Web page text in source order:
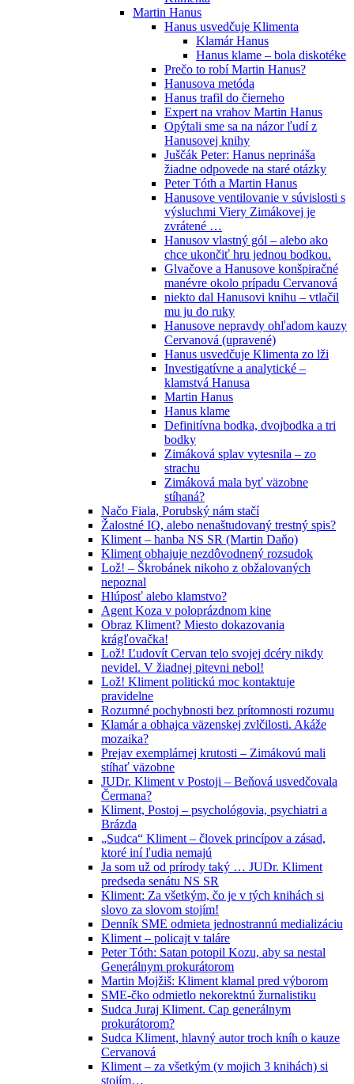
Martin Hanus
Hanus usvedčuje Klimenta
Klamár Hanus
Hanus klame – bola diskotéke
Prečo to robí Martin Hanus?
Hanusova metóda
Hanus trafil do čierneho
Expert na vrahov Martin Hanus
Opýtali sme sa na názor ľudí z
Hanusovej knihy
Juščák Peter: Hanus neprináša
žiadne odpovede na staré otázky
Peter Tóth a Martin Hanus
Hanusove ventilovanie v súvislosti s
výsluchmi Viery Zimákovej je
zvrátené …
Hanusov vlastný gól – alebo ako
chce ukončiť hru jednou bodkou.
Glvačove a Hanusove konšpiračné
manévre okolo prípadu Cervanová
niekto dal Hanusovi knihu – vtlačil
mu ju do ruky
Hanusove nepravdy ohľadom kauzy
Cervanová (upravené)
Hanus usvedčuje Klimenta zo lži
Investigatívne a analytické –
klamstvá Hanusa
Martin Hanus
Hanus klame
Definitívna bodka, dvojbodka a tri
bodky
Zimáková splav vytesnila – zo
strachu
Zimáková mala byť väzobne
stíhaná?
Načo Fiala, Porubský nám stačí
Žalostné IQ, alebo nenaštudovaný trestný spis?
Kliment – hanba NS SR (Martin Daňo)
Kliment obhajuje nezdôvodnený rozsudok
Lož! – Škrobánek nikoho z obžalovaných
nepoznal
Hlúposť alebo klamstvo?
Agent Koza v poloprázdnom kine
Obraz Kliment? Miesto dokazovania
krágľovačka!
Lož! Ľudovít Cervan telo svojej dcéry nikdy
nevidel. V žiadnej pitevni nebol!
Lož! Kliment politickú moc kontaktuje
pravidelne
Rozumné pochybnosti bez prítomnosti rozumu
Klamár a obhajca väzenskej zvlčilosti. Akáže
mozaika?
Prejav exemplárnej krutosti – Zimákovú mali
stíhať väzobne
JUDr. Kliment v Postoji – Beňová usvedčovala
Čermana?
Kliment, Postoj – psychológovia, psychiatri a
Brázda
„Sudca“ Kliment – človek princípov a zásad,
ktoré iní ľudia nemajú
Ja som už od prírody taký … JUDr. Kliment
predseda senátu NS SR
Kliment: Za všetkým, čo je v tých knihách si
slovo za slovom stojím!
Denník SME odmieta jednostrannú medializáciu
Kliment – policajt v taláre
Peter Tóth: Satan potopil Kozu, aby sa nestal
Generálnym prokurátorom
Martin Mojžiš: Kliment klamal pred výborom
SME-čko odmietlo nekorektnú žurnalistiku
Sudca Juraj Kliment. Cap generálnym
prokurátorom?
Sudca Kliment, hlavný autor troch kníh o kauze
Cervanová
Kliment – za všetkým (v mojich 3 knihách) si
stojím…